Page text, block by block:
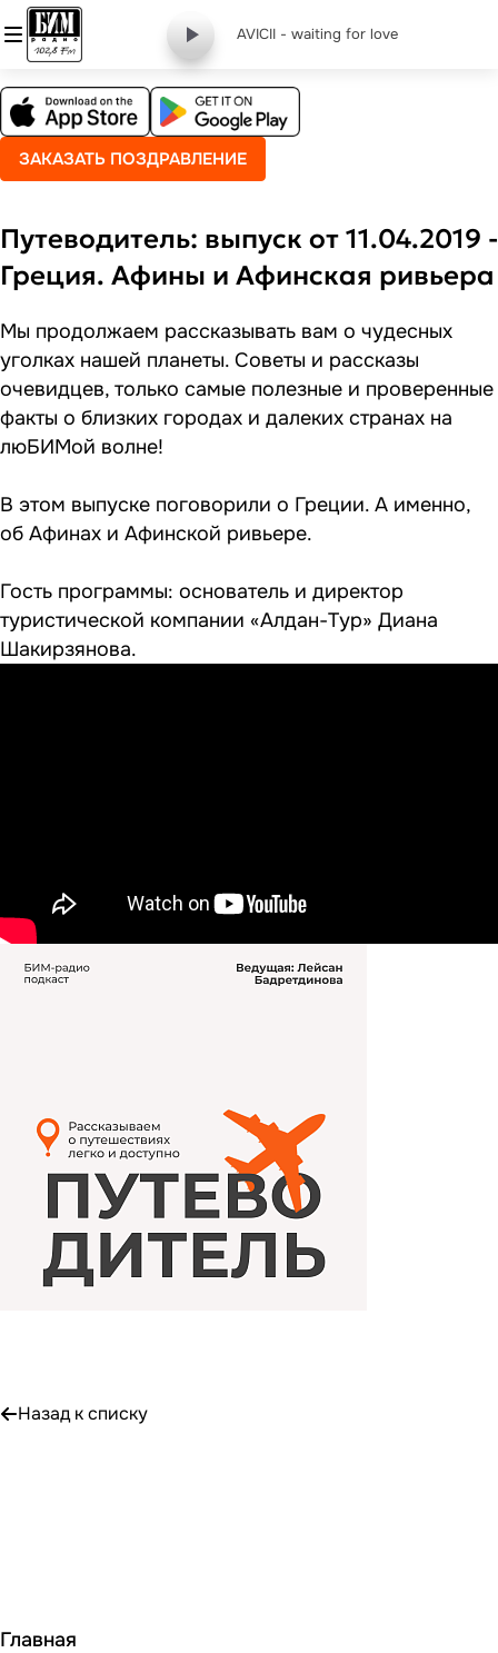
AVICII - waiting for love
ЗАКАЗАТЬ ПОЗДРАВЛЕНИЕ
Путеводитель: выпуск от 11.04.2019 -
Греция. Афины и Афинская ривьера
Мы продолжаем рассказывать вам о чудесных
уголках нашей планеты. Советы и рассказы
очевидцев, только самые полезные и проверенные
факты о близких городах и далеких странах на
люБИМой волне!
В этом выпуске поговорили о Греции. А именно,
об Афинах и Афинской ривьере.
Гость программы: основатель и директор
туристической компании «Алдан-Тур» Диана
Шакирзянова.
Назад к списку
Главная